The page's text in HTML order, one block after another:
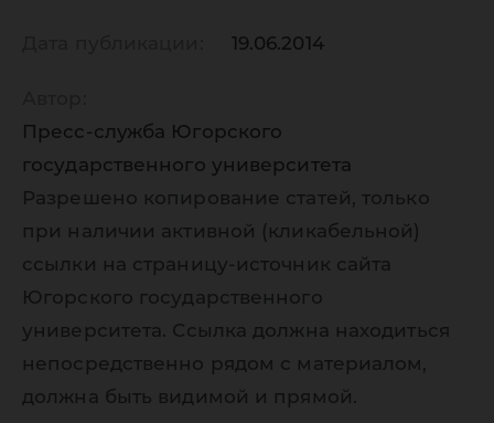
19.06.2014
Пресс-служба Югорского
государственного университета
Разрешено копирование статей, только
при наличии активной (кликабельной)
ссылки на страницу-источник сайта
Югорского государственного
университета. Ссылка должна находиться
непосредственно рядом с материалом,
должна быть видимой и прямой.